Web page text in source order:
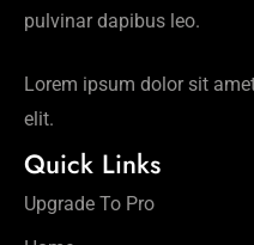
pulvinar dapibus leo.
Lorem ipsum dolor sit
elit.
Quick Links
Upgrade To Pro